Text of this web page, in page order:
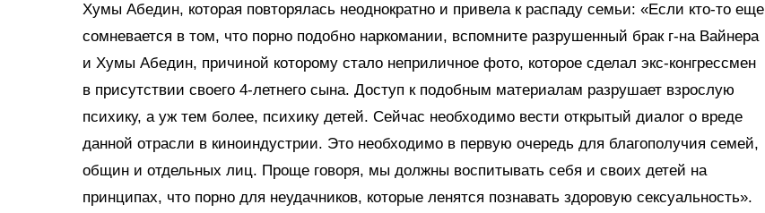
Хумы Абедин, которая повторялась неоднократно и привела к распаду семьи: «Если кто-то еще
сомневается в том, что порно подобно наркомании, вспомните разрушенный брак г-на Вайнера
и Хумы Абедин, причиной которому стало неприличное фото, которое сделал экс-конгрессмен
в присутствии своего 4-летнего сына. Доступ к подобным материалам разрушает взрослую
психику, а уж тем более, психику детей. Сейчас необходимо вести открытый диалог о вреде
данной отрасли в киноиндустрии. Это необходимо в первую очередь для благополучия семей,
общин и отдельных лиц. Проще говоря, мы должны воспитывать себя и своих детей на
принципах, что порно для неудачников, которые ленятся познавать здоровую сексуальность».